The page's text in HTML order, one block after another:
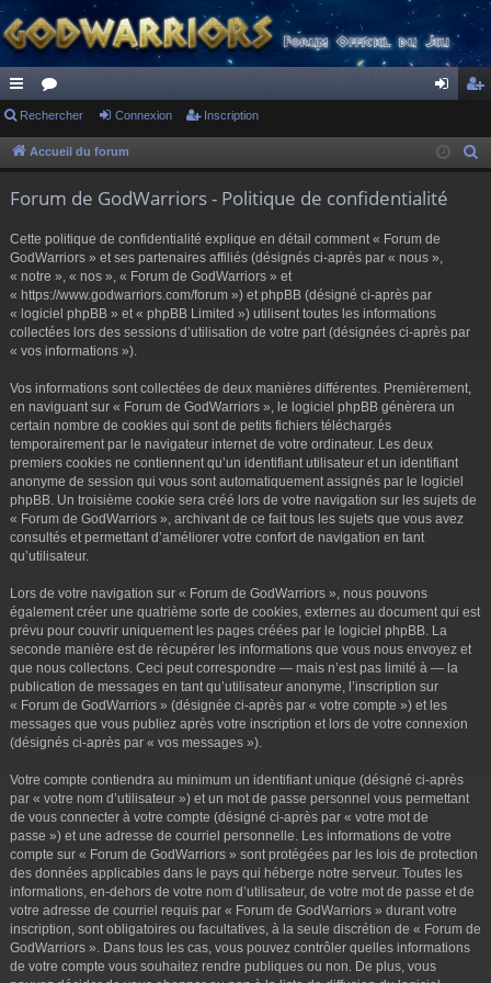
ac
co
s
or
u ne cri
Rechercher Connexion Inscription
Accueil du forum
Forum de GodWarriors - Politique de confidentialité
Cette politique de confidentialité explique en détail comment « Forum de
GodWarriors » et ses partenaires affiliés (désignés ci-après par « nous »,
« notre », « nos », « Forum de GodWarriors » et
« https://www.godwarriors.com/forum ») et phpBB (désigné ci-après par
« logiciel phpBB » et « phpBB Limited ») utilisent toutes les informations
collectées lors des sessions d’utilisation de votre part (désignées ci-après par
« vos informations »).
Vos informations sont collectées de deux manières différentes. Premièrement,
en naviguant sur « Forum de GodWarriors », le logiciel phpBB génèrera un
certain nombre de cookies qui sont de petits fichiers téléchargés
temporairement par le navigateur internet de votre ordinateur. Les deux
premiers cookies ne contiennent qu’un identifiant utilisateur et un identifiant
anonyme de session qui vous sont automatiquement assignés par le logiciel
phpBB. Un troisième cookie sera créé lors de votre navigation sur les sujets de
« Forum de GodWarriors », archivant de ce fait tous les sujets que vous avez
consultés et permettant d’améliorer votre confort de navigation en tant
qu’utilisateur.
Lors de votre navigation sur « Forum de GodWarriors », nous pouvons
également créer une quatrième sorte de cookies, externes au document qui est
prévu pour couvrir uniquement les pages créées par le logiciel phpBB. La
seconde manière est de récupérer les informations que vous nous envoyez et
que nous collectons. Ceci peut correspondre — mais n’est pas limité à — la
publication de messages en tant qu’utilisateur anonyme, l’inscription sur
« Forum de GodWarriors » (désignée ci-après par « votre compte ») et les
messages que vous publiez après votre inscription et lors de votre connexion
(désignés ci-après par « vos messages »).
Votre compte contiendra au minimum un identifiant unique (désigné ci-après
par « votre nom d’utilisateur ») et un mot de passe personnel vous permettant
de vous connecter à votre compte (désigné ci-après par « votre mot de
passe ») et une adresse de courriel personnelle. Les informations de votre
compte sur « Forum de GodWarriors » sont protégées par les lois de protection
des données applicables dans le pays qui héberge notre serveur. Toutes les
informations, en-dehors de votre nom d’utilisateur, de votre mot de passe et de
votre adresse de courriel requis par « Forum de GodWarriors » durant votre
inscription, sont obligatoires ou facultatives, à la seule discrétion de « Forum de
GodWarriors ». Dans tous les cas, vous pouvez contrôler quelles informations
de votre compte vous souhaitez rendre publiques ou non. De plus, vous